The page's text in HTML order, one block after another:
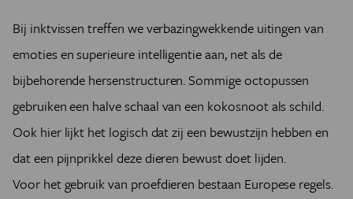
Bij inktvissen treffen we verbazingwekkende uitingen van
emoties en superieure intelligentie aan, net als de
bijbehorende hersenstructuren. Sommige octopussen
gebruiken een halve schaal van een kokosnoot als schild.
Ook hier lijkt het logisch dat zij een bewustzijn hebben en
dat een pijnprikkel deze dieren bewust doet lijden.
Voor het gebruik van proefdieren bestaan Europese regels.